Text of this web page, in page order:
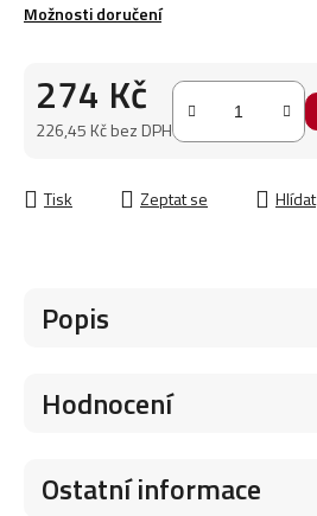
Možnosti doručení
274 Kč
226,45 Kč bez DPH
Tisk Zeptat se Hlídat
Popis
Hodnocení
Ostatní informace